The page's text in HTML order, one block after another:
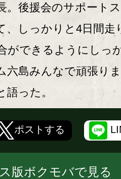
。後援会のサポート
、しっかりと4日間走
ができるようにしっ
六島みんなで頑張り
った。
ポストする
版ボクモバで見る